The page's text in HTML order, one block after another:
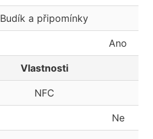
Budík a připomínky
Ano
Vlastnosti
NFC
Ne